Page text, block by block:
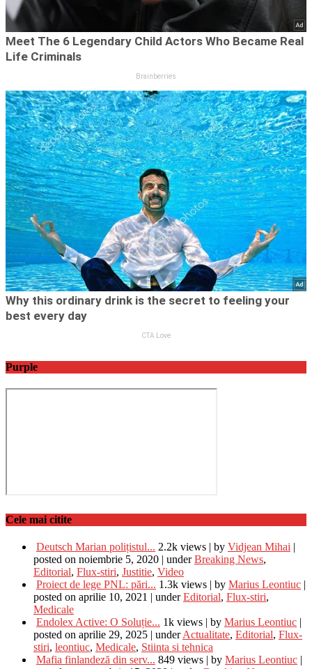
Purple
Cele mai citite
Deutsch Marian polițistul... 2.2k views | by Vidjean Mihai |
posted on noiembrie 5, 2020 | underBreaking News,
Editorial, Flux-stiri, Justitie, Video
Proiect de lege PNL: pări... 1.3k views | by Marius Leontiuc |
posted on aprilie 10, 2021 | underEditorial, Flux-stiri,
Medicale
Endolex Active: O Soluție... 1k views | by Marius Leontiuc |
posted on aprilie 29, 2025 | underActualitate, Editorial, Flux-
stiri, leontiuc, Medicale, Stiinta si tehnica
Mafia finlandeză din serv... 849 views | by Marius Leontiuc |